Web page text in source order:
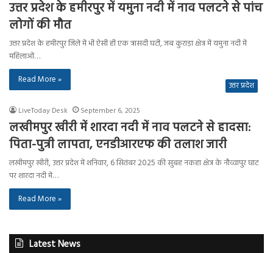
उत्तर प्रदेश के हमीरपुर में यमुना नदी में नाव पलटने से पांच
लोगों की मौत
उत्तर प्रदेश के हमीरपुर जिले में भी ऐसी ही एक त्रासदी घटी, जब कुराड़ा क्षेत्र में यमुना नदी में
महिलाओं…
Read More »
उत्तर प्रदेश
LiveToday Desk September 6, 2025
लखीमपुर खीरी में शारदा नदी में नाव पलटने से हादसा:
पिता-पुत्री लापता, एनडीआरएफ की तलाश जारी
लखीमपुर खीरी, उत्तर प्रदेश में शनिवार, 6 सितंबर 2025 की सुबह नकहा क्षेत्र के नौव्वापुर घाट
पर शारदा नदी में…
Read More »
Latest News